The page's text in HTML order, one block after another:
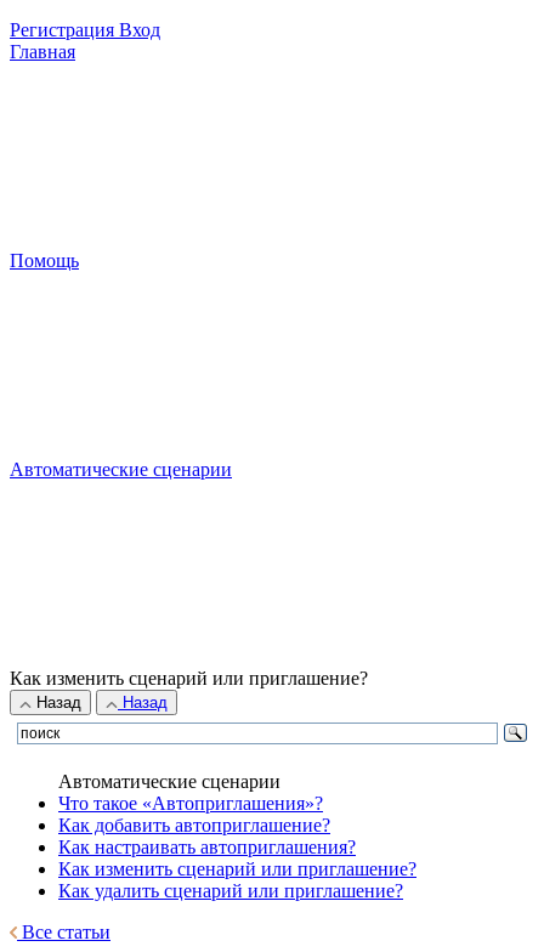
Регистрация Вход
Главная
Помощь
Автоматические сценарии
Как изменить сценарий или приглашение?
Назад Назад
Автоматические сценарии
Что такое «Автоприглашения»?
Как добавить автоприглашение?
Как настраивать автоприглашения?
Как изменить сценарий или приглашение?
Как удалить сценарий или приглашение?
Все статьи